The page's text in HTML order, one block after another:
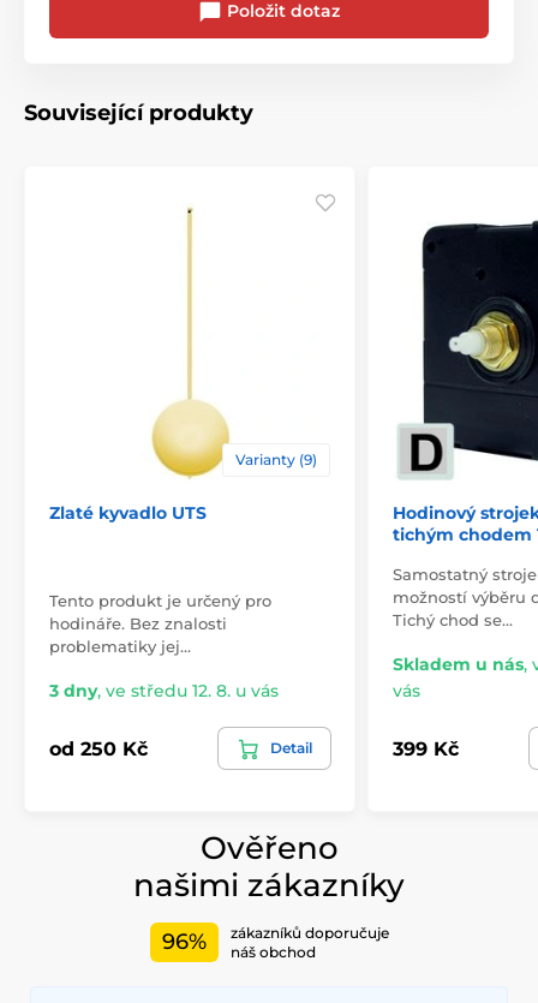
Položit dotaz
Související produkty
Varianty (9)
Zlaté kyvadlo UTS
Tento produkt je určený pro
hodináře. Bez znalosti
problematiky jej…
3 dny, ve středu 12. 8. u vás
od 250 Kč Detail
Hodinový
tichým chodem
Samostatný
možností výběru
Tichý chod se…
Skladem u nás,
vás
399 Kč
Ověřeno
našimi zákazníky
96%
zákazníků doporučuje
náš obchod